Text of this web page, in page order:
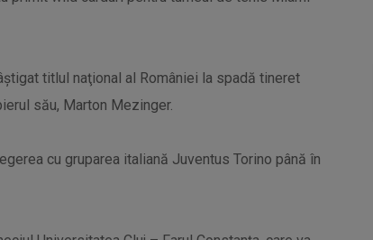
titlul naţional al României la spadă tineret
său, Marton Mezinger.
cu gruparea italiană Juventus Torino până în